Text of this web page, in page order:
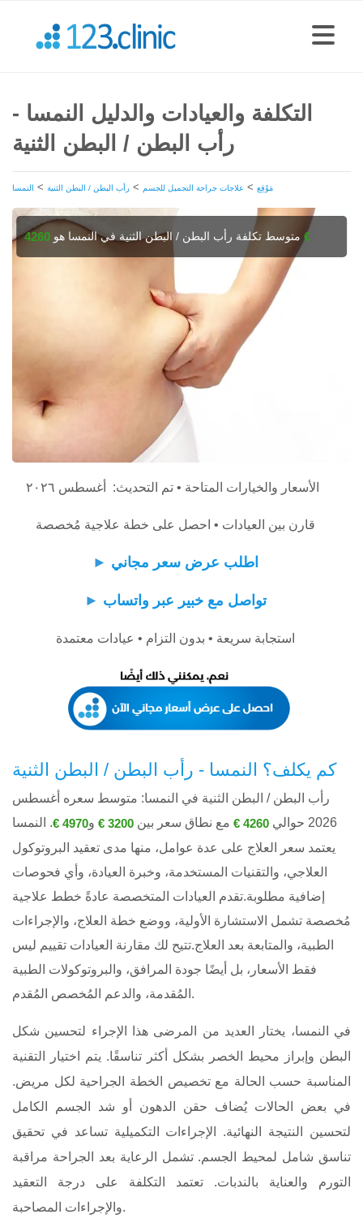
التكلفة والعيادات والدليل النمسا -
رأب البطن / البطن الثنية
مَوْقِع > علاجات جراحة التجميل للجسم > رأب البطن / البطن الثنية > النمسا
متوسط تكلفة رأب البطن / البطن الثنية في النمسا هو 4260 €
قارن بين العيادات • احصل على خطة علاجية مُخصصة
► اطلب عرض سعر مجاني
► تواصل مع خبير عبر واتساب
استجابة سريعة • بدون التزام • عيادات معتمدة
كم يكلف؟ النمسا - رأب البطن / البطن الثنية
رأب البطن / البطن الثنية في النمسا: متوسط ​​سعره أغسطس
2026 حوالي
4260 € مع نطاق سعر بين 3200 € و4970 €
. النمسا
يعتمد سعر العلاج على عدة عوامل، منها مدى تعقيد البروتوكول
العلاجي، والتقنيات المستخدمة، وخبرة العيادة، وأي فحوصات
إضافية مطلوبة.تقدم العيادات المتخصصة عادةً خطط علاجية
مُخصصة تشمل الاستشارة الأولية، ووضع خطة العلاج، والإجراءات
الطبية، والمتابعة بعد العلاج.تتيح لك مقارنة العيادات تقييم ليس
فقط الأسعار، بل أيضًا جودة المرافق، والبروتوكولات الطبية
المُقدمة، والدعم المُخصص المُقدم.
في النمسا، يختار العديد من المرضى هذا الإجراء لتحسين شكل
البطن وإبراز محيط الخصر بشكل أكثر تناسقًا. يتم اختيار التقنية
المناسبة حسب الحالة مع تخصيص الخطة الجراحية لكل مريض.
في بعض الحالات يُضاف حقن الدهون أو شد الجسم الكامل
لتحسين النتيجة النهائية. الإجراءات التكميلية تساعد في تحقيق
تناسق شامل لمحيط الجسم. تشمل الرعاية بعد الجراحة مراقبة
التورم والعناية بالندبات. تعتمد التكلفة على درجة التعقيد
والإجراءات المصاحبة.